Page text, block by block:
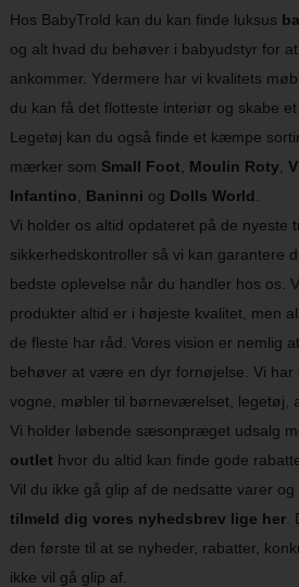
Hos BabyTrold kan du kan finde luksus
og alt hvad du behøver i babyudstyr for
ankommer. Ydermere har vi kvalitets
du kan få det flotteste interiør og skabe et
Legetøj kan du også finde et kæmpe
mærker som Small Foot Moulin Roty,
Infantino
Baninni og Dolls World
Vi holder os altid opdateret på de nyeste
sikkerhedskontroller så vi kan garantere
bedste oplevelse når du handler hos os.
produkter altid er i højeste kvalitet, men
de fleste har råd. Vores vision er nemlig
behøver at være en dyr fornøjelse. Vi
vogne, møbler til børneværelset, legetøj,
Vi holder løbende sæsonpræget udsalg
outlet hvor du altid kan finde gode
Vil du ikke gå glip af de nedsatte varer
tilmeld dig vores nyhedsbrev lige her.
den første til at se nyheder, rabatter,
ikke vil gå glip af.